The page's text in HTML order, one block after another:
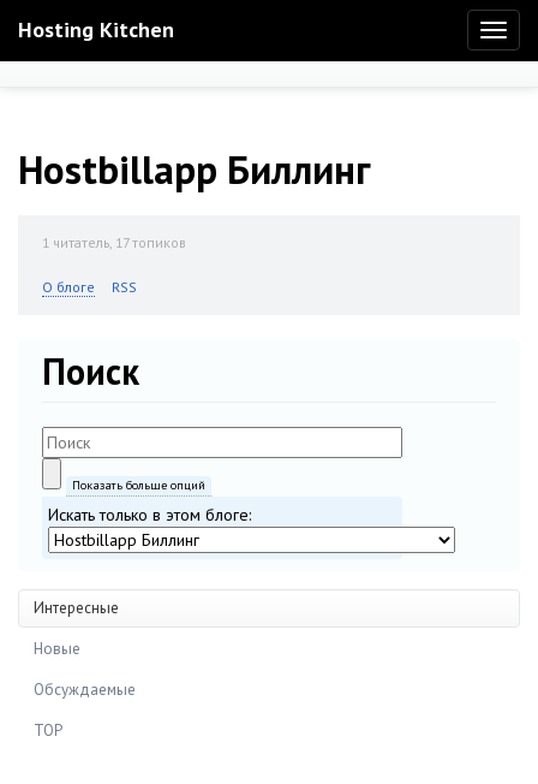
Hosting Kitchen
Hostbillapp Биллинг
1 читатель, 17 топиков
О блоге RSS
Поиск
Показать больше опций
Искать только в этом блоге:
Интересные
Новые
Обсуждаемые
TOP